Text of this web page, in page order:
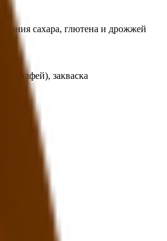
сахара, глютена и дрожжей
шалфей), закваска